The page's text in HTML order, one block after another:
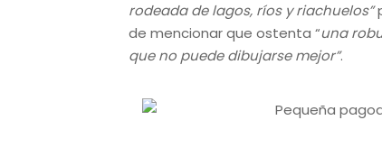
rodeada de lagos, ríos y riachuelos”
de mencionar que ostenta “una
que no puede dibujarse mejor”.